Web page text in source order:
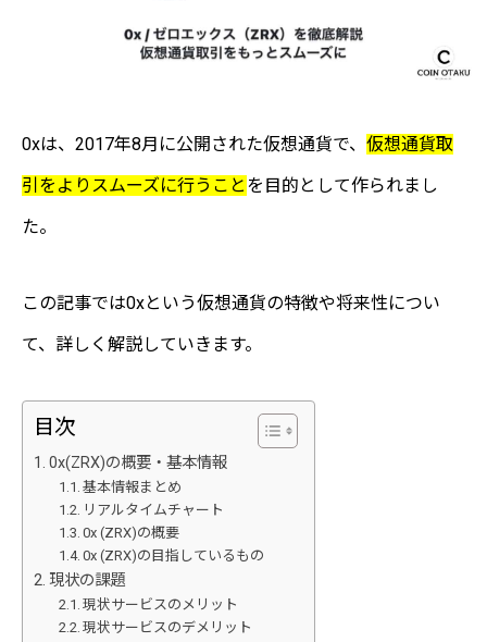
0xは、2017年8月に公開された仮想通貨で、 仮想通貨取
引をよりスムーズに行うこと を目的として作られまし
た。
この記事では0xという仮想通貨の特徴や将来性につい
て、詳しく解説していきます。
目次
0x(ZRX)の概要・基本情報
基本情報まとめ
リアルタイムチャート
0x (ZRX)の概要
0x (ZRX)の目指しているもの
現状の課題
現状サービスのメリット
現状サービスのデメリット